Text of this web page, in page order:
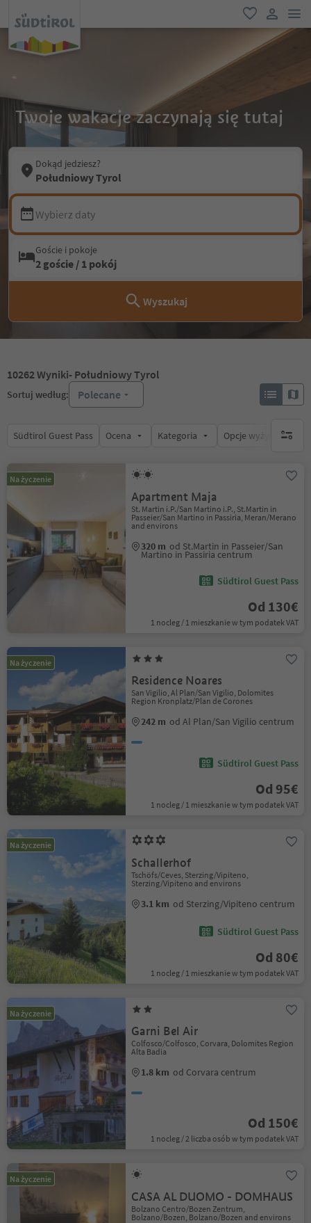
ulubione
link
Twoje wakacje zaczynają się tutaj
Dokąd jedziesz?
Południowy Tyrol
Wybierz daty
Goście i pokoje
2 goście / 1 pokój
Wyszukaj
10262Wyniki- Południowy Tyrol
Sortuj według: Polecane
Südtirol Guest Pass Ocena Kategoria Opcje wyżywieniabrak
Na życzenie
Apartment Maja
St. Martin i.P./San Martino i.P., St.Martin in
Passeier/San Martino in Passiria, Meran/Merano
and environs
320 m od St.Martin in Passeier/San
Martino in Passiria centrum
Südtirol Guest Pass
Od 130€
1 nocleg / 1 mieszkanie w tym podatek VAT
Na życzenie
Residence Noares
San Vigilio, Al Plan/San Vigilio, Dolomites
Region Kronplatz/Plan de Corones
242 m od Al Plan/San Vigilio centrum
Südtirol Guest Pass
Od 95€
1 nocleg / 1 mieszkanie w tym podatek VAT
Na życzenie
Schallerhof
Tschöfs/Ceves, Sterzing/Vipiteno,
Sterzing/Vipiteno and environs
3.1 km od Sterzing/Vipiteno centrum
Südtirol Guest Pass
Od 80€
1 nocleg / 1 mieszkanie w tym podatek VAT
Na życzenie
Garni Bel Air
Colfosco/Colfosco, Corvara, Dolomites Region
Alta Badia
1.8 km od Corvara centrum
Od 150€
1 nocleg / 2 liczba osób w tym podatek VAT
Na życzenie
CASA AL DUOMO - DOMHAUS
Bolzano Centro/Bozen Zentrum,
Bolzano/Bozen, Bolzano/Bozen and environs